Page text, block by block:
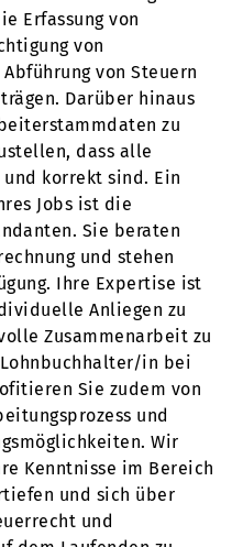
Erfassung von
von
von Steuern
Darüber hinaus
zu
dass alle
korrekt sind. Ein
Jobs ist die
Sie beraten
und stehen
Ihre Expertise ist
Anliegen zu
Zusammenarbeit zu
in bei
Sie zudem von
und
Wir
Kenntnisse im Bereich
und sich über
und